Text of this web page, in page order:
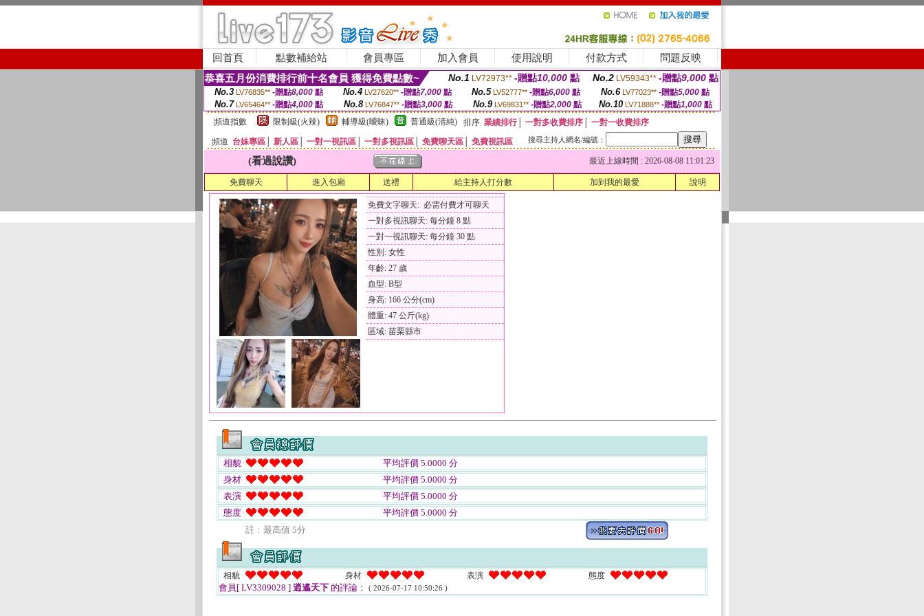
回首頁 點數補給站 會員專區 加入會員 使用說明 付款方式 問題反映
恭喜五月份消費排行前十名會員 獲得免費點數~ No.1 LV72973** -贈點10,000 點 No.2 LV59343** -贈點9,000 點
No.3 LV76835** -贈點8,000點 No.4 LV27620** -贈點7,000點 No.5 LV52777** -贈點6,000點 No.6 LV77023** -贈點5,000點
No.7 LV65464** -贈點4,000 點 No.8 LV76847** -贈點3,000 點 No.9 LV69831** -贈點2,000點 No.10 LV71888** -贈點1,000 點
頻道指數
限制級(火辣) 輔導級(曖昧) 普通級(清純) 排序 業績排行│ 一對多收費排序
一對一收費排序
頻道 台妹專區 新人區 一對一視訊區 一對多視訊區 免費聊天區 免費視訊區 搜尋主持人網名/編號：
(看過說讚) 最近上線時間 : 2026-08-08 11:01:23
免費聊天 進入包廂 送禮 給主持人打分數 加到我的最愛 說明
免費文字聊天: 必需付費才可聊天
一對多視訊聊天: 每分鐘 8 點
一對一視訊聊天: 每分鐘 30 點
性別: 女性
年齡: 27 歲
血型: B型
身高: 166 公分(cm)
體重: 47 公斤(kg)
區域: 苗栗縣市
相貌
平均評價 5.0000 分
身材
平均評價 5.0000 分
表演
平均評價 5.0000 分
態度
平均評價 5.0000 分
註﹕最高值 5分
相貌 身材 表演 態度
會員[ LV3309028 ] 逍遙天下 的評論： ( 2026-07-17 10:50:26 )